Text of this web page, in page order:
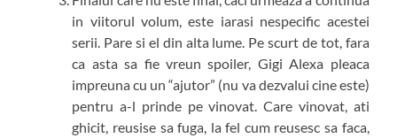
in viitorul volum, este iarasi nespecific acestei
serii. Pare si el din alta lume. Pe scurt de tot, fara
ca asta sa fie vreun spoiler, Gigi Alexa pleaca
impreuna cu un “ajutor” (nu va dezvalui cine este)
pentru a-l prinde pe vinovat. Care vinovat, ati
ghicit, reusise sa fuga, la fel cum reusesc sa faca,